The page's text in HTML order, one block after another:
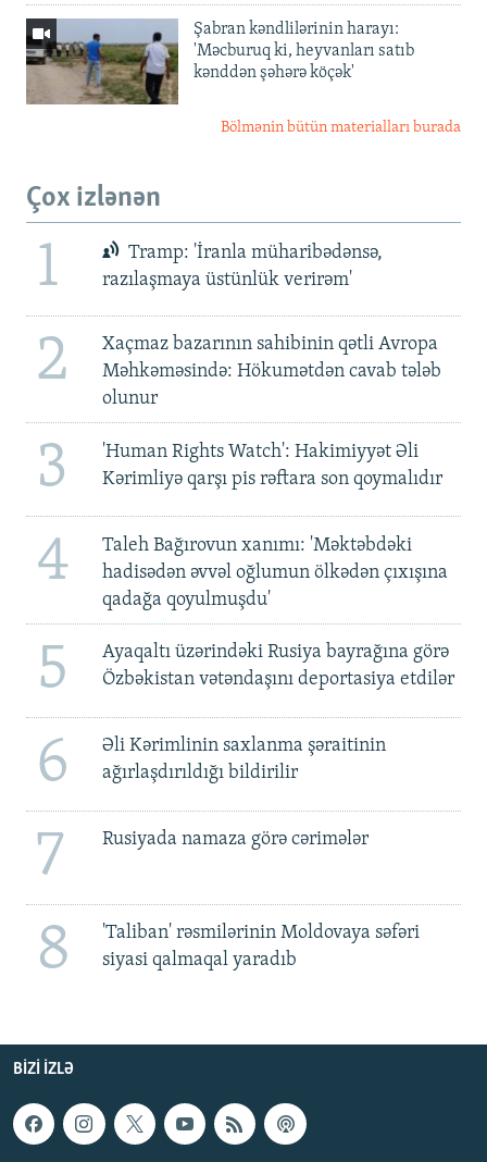
Şabran kəndlilərinin harayı:
'Məcburuq ki, heyvanları satıb
kənddən şəhərə köçək'
Bölmənin bütün materialları burada
Çox izlənən
1
Tramp: 'İranla müharibədənsə,
razılaşmaya üstünlük verirəm'
2
Xaçmaz bazarının sahibinin qətli Avropa
Məhkəməsində: Hökumətdən cavab tələb
olunur
3
'Human Rights Watch': Hakimiyyət Əli
Kərimliyə qarşı pis rəftara son qoymalıdır
4
Taleh Bağırovun xanımı: 'Məktəbdəki
hadisədən əvvəl oğlumun ölkədən çıxışına
qadağa qoyulmuşdu'
5
Ayaqaltı üzərindəki Rusiya bayrağına görə
Özbəkistan vətəndaşını deportasiya etdilər
6
Əli Kərimlinin saxlanma şəraitinin
ağırlaşdırıldığı bildirilir
7 Rusiyada namaza görə cərimələr
8
'Taliban' rəsmilərinin Moldovaya səfəri
siyasi qalmaqal yaradıb
BIZI IZLƏ